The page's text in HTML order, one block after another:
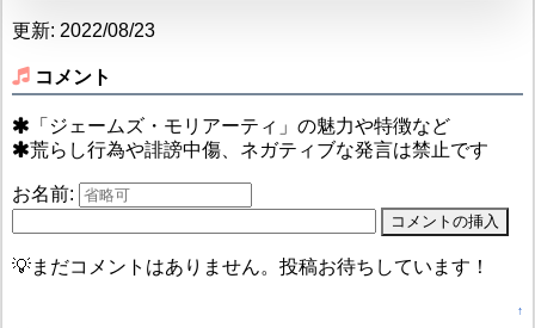
更新: 2022/08/23
コメント
「ジェームズ・モリアーティ」の魅力や特徴など
荒らし行為や誹謗中傷、ネガティブな発言は禁止です
お名前:
💡まだコメントはありません。投稿お待ちしています！
↑